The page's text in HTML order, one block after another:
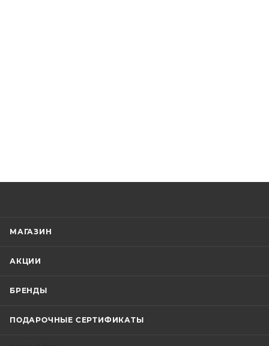
МАГАЗИН
АКЦИИ
БРЕНДЫ
ПОДАРОЧНЫЕ СЕРТИФИКАТЫ